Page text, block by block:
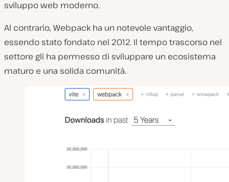
sviluppo web moderno.
Al contrario, Webpack ha un notevole vantaggio,
essendo stato fondato nel 2012. Il tempo trascorso nel
settore gli ha permesso di sviluppare un ecosistema
maturo e una solida comunità.